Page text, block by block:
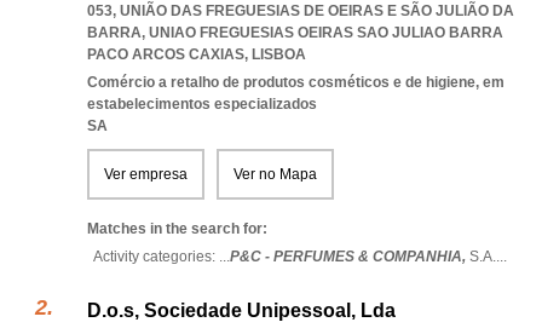
053, UNIÃO DAS FREGUESIAS DE OEIRAS E SÃO JULIÃO DA
BARRA, UNIAO FREGUESIAS OEIRAS SAO JULIAO BARRA
PACO ARCOS CAXIAS, LISBOA
Comércio a retalho de produtos cosméticos e de higiene, em
estabelecimentos especializados
SA
Ver empresa Ver no Mapa
Matches in the search for:
Activity categories: ...P&C - PERFUMES & COMPANHIA, S.A....
D.o.s, Sociedade Unipessoal, Lda